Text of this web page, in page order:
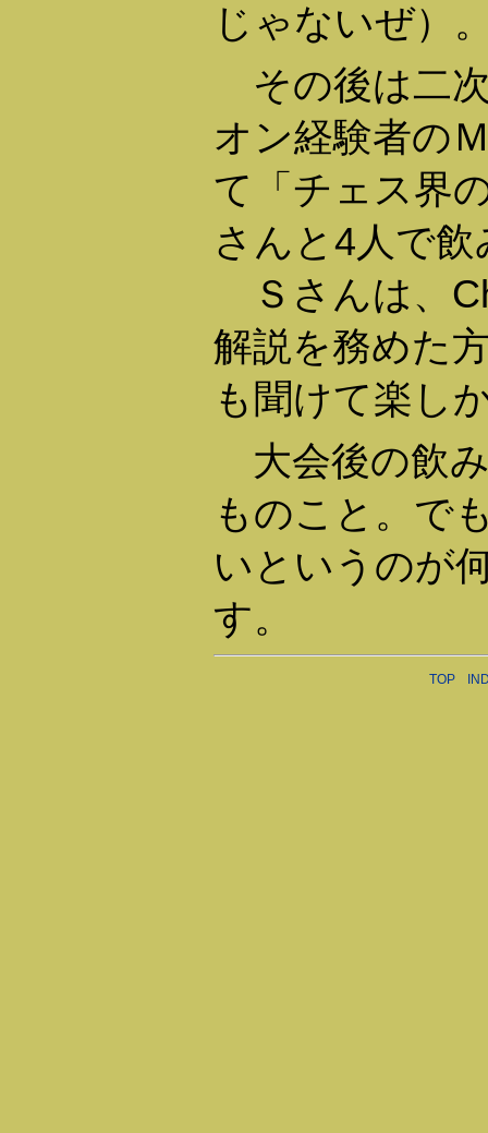
じゃないぜ）
その後は二
オン経験者の
て「チェス界
さんと4人で
Ｓさんは、
解説を務めた
も聞けて楽し
大会後の飲
ものこと。で
いというのが
す。
TOP